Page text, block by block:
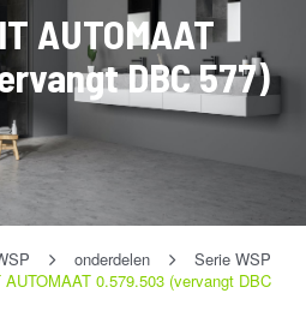
AUTOMAAT
DBC 577)
onderdelen
Serie WSP
0.579.503 (vervangt DBC